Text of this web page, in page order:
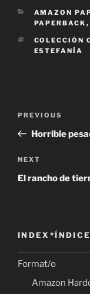
CATEGORIES
AMAZON
PAPERBACK ,
TAGS
COLECCIÓN
ESTEFANÍA
Previous
Post
PREVIOUS
Horrible
Next
Post
NEXT
El rancho de
INDEX*ÍNDICE
Format/o
Amazon